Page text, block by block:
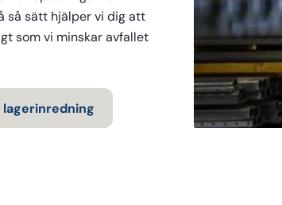
så sätt hjälper vi dig att
som vi minskar avfallet
lagerinredning